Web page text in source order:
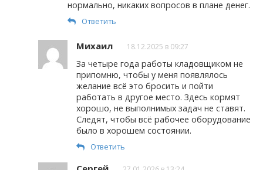
нормально, никаких вопросов в плане денег.
Ответить
Михаил 18.12.2025 в 09:27
За четыре года работы кладовщиком не
припомню, чтобы у меня появлялось
желание всё это бросить и пойти
работать в другое место. Здесь кормят
хорошо, не выполнимых задач не ставят.
Следят, чтобы всё рабочее оборудование
было в хорошем состоянии.
Ответить